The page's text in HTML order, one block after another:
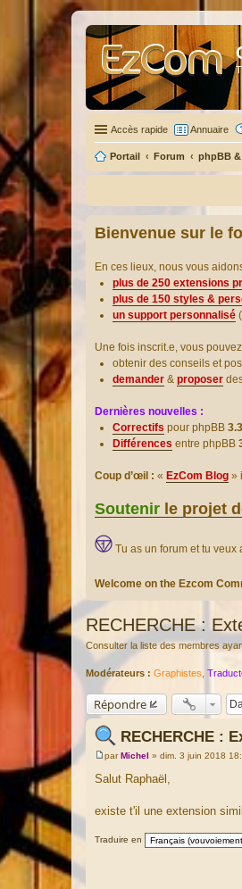
Accès rapide Annuaire
Portail Forum phpBB
Bienvenue sur le
En ces lieux, nous vous
plus de 250 extensions
plus de 150 styles &
un support personnalisé
Une fois inscrit.e, vous
obtenir des conseils et
demander & proposer
Dernières nouvelles :
Correctifs pour phpBB
Différences entre phpBB
Coup d’œil : « EzCom Blog »
Soutenir le projet
Tu as un forum et tu veux
Welcome on the Ezcom
RECHERCHE :
Consulter la liste des membres
Modérateurs : Graphistes
Répondre
RECHERCHE :
M
e
s
a
g
parMichel » dim. 3 juin 2018
Salut Raphaël,
existe t'il une extension
Traduire en